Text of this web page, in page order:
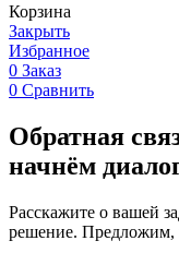
Корзина
Закрыть
Избранное
0 Заказ
0 Сравнить
Обратная
начнём
Расскажите о вашей
решение. Предложим,